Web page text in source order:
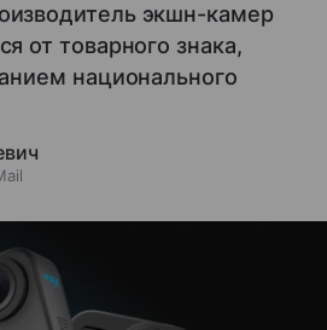
экшн-камер
от товарного знака,
национального